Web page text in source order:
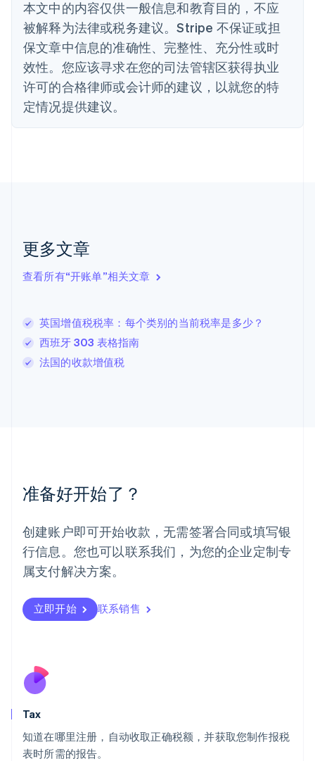
本文中的内容仅供一般信息和教育目的，不应
被解释为法律或税务建议。Stripe 不保证或担
保文章中信息的准确性、完整性、充分性或时
效性。您应该寻求在您的司法管辖区获得执业
许可的合格律师或会计师的建议，以就您的特
定情况提供建议。
更多文章
查看所有“开账单”相关文章
英国增值税税率：每个类别的当前税率是多少？
西班牙 303 表格指南
法国的收款增值税
准备好开始了？
创建账户即可开始收款，无需签署合同或填写银
行信息。您也可以联系我们，为您的企业定制专
属支付解决方案。
立即开始 联系销售
Tax
知道在哪里注册，自动收取正确税额，并获取您制作报税
表时所需的报告。
English
丹麦
English
德国
DeutschEnglish
法国
FrançaisEnglish
芬兰
拉脱维亚
立陶宛
DeutschEnglish
卢森堡
Français Deutsch English
罗马尼亚
墨西哥
EspañolEnglish
English
葡萄牙
PortuguêsEnglish
日本
瑞典
Svenska English
瑞士
English
斯洛伐克
泰国
ไทยEnglish